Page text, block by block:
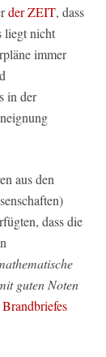
derZEIT, dass
liegt nicht
immer
in der
aus den
dass die
guten Noten